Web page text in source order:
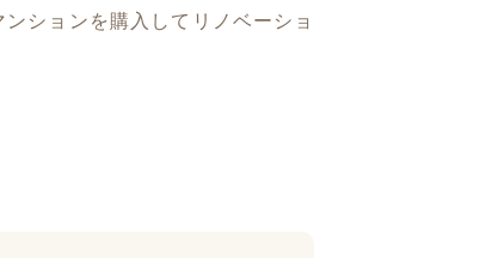
ションを購入してリノベーショ